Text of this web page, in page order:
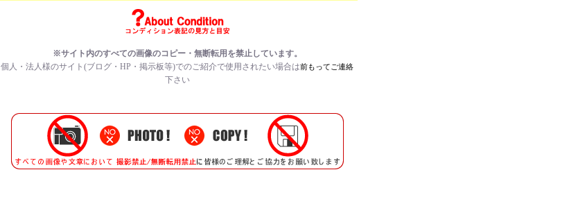
※サイト内のすべての画像のコピー・無断転用を禁止しています。
個人・法人様のサイト(ブログ・HP・掲示板等)でのご紹介で使用されたい場合は前もってご連絡
下さい